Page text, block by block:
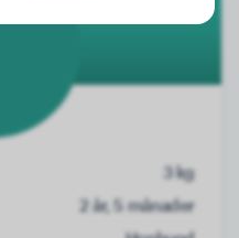
3 kg
2 år, 5 månader